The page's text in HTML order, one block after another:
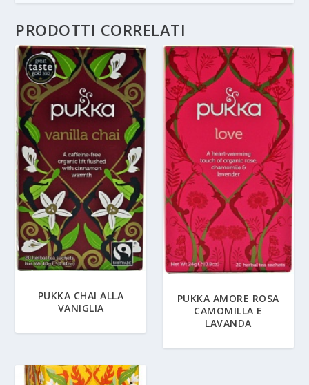
PRODOTTI CORRELATI
PUKKA CHAI ALLA
VANIGLIA
PUKKA AMORE ROSA
CAMOMILLA E
LAVANDA